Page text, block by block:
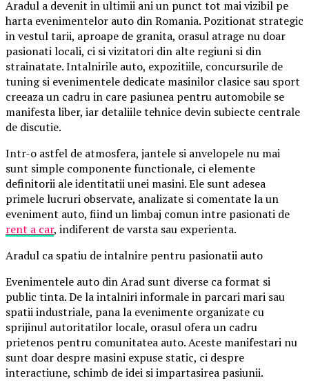
Aradul a devenit in ultimii ani un punct tot mai vizibil pe
harta evenimentelor auto din Romania. Pozitionat strategic
in vestul tarii, aproape de granita, orasul atrage nu doar
pasionati locali, ci si vizitatori din alte regiuni si din
strainatate. Intalnirile auto, expozitiile, concursurile de
tuning si evenimentele dedicate masinilor clasice sau sport
creeaza un cadru in care pasiunea pentru automobile se
manifesta liber, iar detaliile tehnice devin subiecte centrale
de discutie.
Intr-o astfel de atmosfera, jantele si anvelopele nu mai
sunt simple componente functionale, ci elemente
definitorii ale identitatii unei masini. Ele sunt adesea
primele lucruri observate, analizate si comentate la un
eveniment auto, fiind un limbaj comun intre pasionati de
rent a car, indiferent de varsta sau experienta.
Aradul ca spatiu de intalnire pentru pasionatii auto
Evenimentele auto din Arad sunt diverse ca format si
public tinta. De la intalniri informale in parcari mari sau
spatii industriale, pana la evenimente organizate cu
sprijinul autoritatilor locale, orasul ofera un cadru
prietenos pentru comunitatea auto. Aceste manifestari nu
sunt doar despre masini expuse static, ci despre
interactiune, schimb de idei si impartasirea pasiunii.